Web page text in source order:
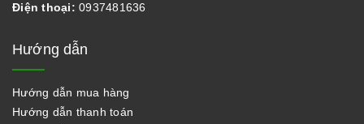
Điện thoại: 0937481636
Hướng dẫn
Hướng dẫn mua hàng
Hướng dẫn thanh toán